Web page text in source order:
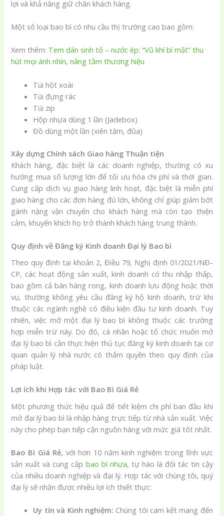
lợi và khả năng giữ chân khách hàng.
Một số loại bao bì có nhu cầu thị trường cao bao gồm:
Xem thêm: Tem dán sinh tố – nước ép: “Vũ khí bí mật” thu
hút mọi ánh nhìn, nâng tầm thương hiệu
Túi hột xoài
Túi đựng rác
Túi zip
Hộp nhựa dùng 1 lần (Jadebox)
Đồ dùng một lần (xiên tăm, đũa)
Xây dựng Chính sách Giao hàng Thuận tiện
Khách hàng, đặc biệt là các doanh nghiệp, thường có xu
hướng mua số lượng lớn để tối ưu hóa chi phí và thời gian.
Cung cấp dịch vụ giao hàng linh hoạt, đặc biệt là miễn phí
giao hàng cho các đơn hàng đủ lớn, không chỉ giúp giảm bớt
gánh nặng vận chuyển cho khách hàng mà còn tạo thiện
cảm, khuyến khích họ trở thành khách hàng trung thành.
Quy định về Đăng ký Kinh doanh Đại lý Bao bì
Theo quy định tại khoản 2, Điều 79, Nghị định 01/2021/NĐ-
CP, các hoạt động sản xuất, kinh doanh có thu nhập thấp,
bao gồm cả bán hàng rong, kinh doanh lưu động hoặc thời
vụ, thường không yêu cầu đăng ký hộ kinh doanh, trừ khi
thuộc các ngành nghề có điều kiện đầu tư kinh doanh. Tuy
nhiên, việc mở một đại lý bao bì không thuộc các trường
hợp miễn trừ này. Do đó, cá nhân hoặc tổ chức muốn mở
đại lý bao bì cần thực hiện thủ tục đăng ký kinh doanh tại cơ
quan quản lý nhà nước có thẩm quyền theo quy định của
pháp luật.
Lợi ích khi Hợp tác với Bao Bì Giá Rẻ
Một phương thức hiệu quả để tiết kiệm chi phí ban đầu khi
mở đại lý bao bì là nhập hàng trực tiếp từ nhà sản xuất. Việc
này cho phép bạn tiếp cận nguồn hàng với mức giá tốt nhất.
Bao Bì Giá Rẻ, với hơn 10 năm kinh nghiệm trong lĩnh vực
sản xuất và cung cấp bao bì nhựa, tự hào là đối tác tin cậy
của nhiều doanh nghiệp và đại lý. Hợp tác với chúng tôi, quý
đại lý sẽ nhận được nhiều lợi ích thiết thực:
Uy tín và Kinh nghiệm: Chúng tôi cam kết mang đến